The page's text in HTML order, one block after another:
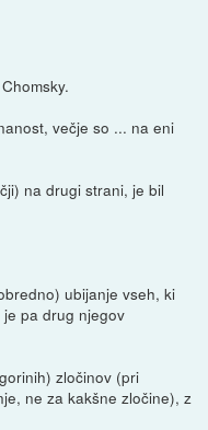
večje so ... na eni
na drugi strani, je bil
ubijanje vseh, ki
pa drug njegov
zločinov (pri
ne za kakšne zločine), z